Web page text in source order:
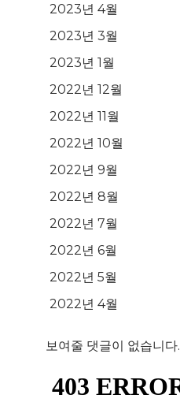
2023년 4월
2023년 3월
2023년 1월
2022년 12월
2022년 11월
2022년 10월
2022년 9월
2022년 8월
2022년 7월
2022년 6월
2022년 5월
2022년 4월
보여줄 댓글이 없습니다.